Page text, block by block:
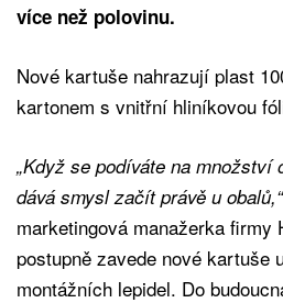
více než polovinu.
Nové kartuše nahrazují plast
kartonem s vnitřní hliníkovou
„Když se podíváte na množství
dává smysl začít právě u obalů,“
marketingová manažerka firmy
postupně zavede nové kartuše
montážních lepidel. Do